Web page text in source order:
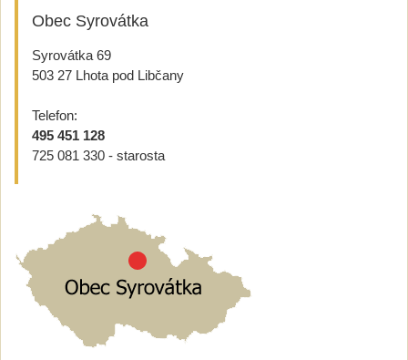
Obec Syrovátka
Syrovátka 69
503 27 Lhota pod Libčany
Telefon:
495 451 128
725 081 330 - starosta